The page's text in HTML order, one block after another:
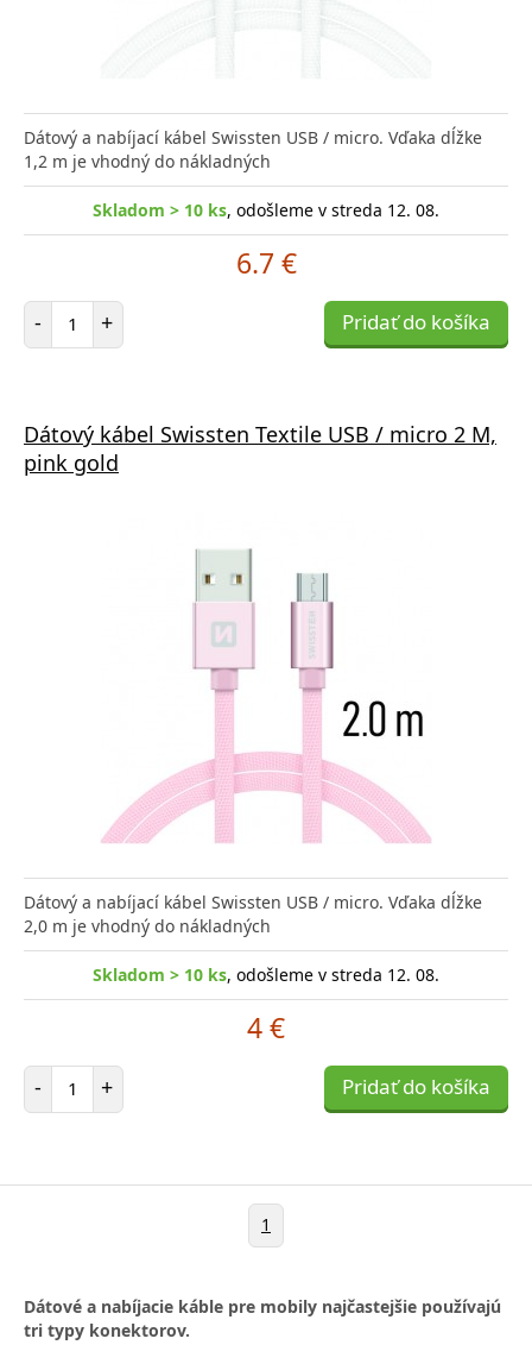
Dátový a nabíjací kábel Swissten USB / micro. Vďaka dĺžke
1,2 m je vhodný do nákladných
Skladom > 10 ks, odošleme v streda 12. 08.
6.7 €
- Počet položiek
+ Pridať do košíka
Dátový kábel Swissten Textile USB / micro 2 M,
pink gold
Dátový a nabíjací kábel Swissten USB / micro. Vďaka dĺžke
2,0 m je vhodný do nákladných
Skladom > 10 ks, odošleme v streda 12. 08.
4 €
- Počet položiek
+ Pridať do košíka
1
Dátové a nabíjacie káble pre mobily najčastejšie používajú
tri typy konektorov.